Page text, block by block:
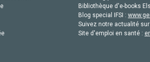
Bibliothèque d'e-books
Blog special IFSI :
Suivez notre actualité
Site d'emploi en santé :